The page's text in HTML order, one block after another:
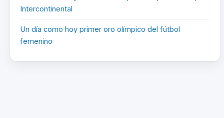
Intercontinental
Un día como hoy primer oro olímpico del fútbol
femenino